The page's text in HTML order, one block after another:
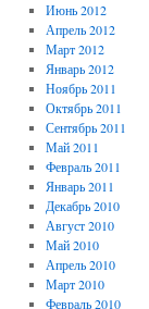
Июнь 2012
Апрель 2012
Март 2012
Январь 2012
Ноябрь 2011
Октябрь 2011
Сентябрь 2011
Май 2011
Февраль 2011
Январь 2011
Декабрь 2010
Август 2010
Май 2010
Апрель 2010
Март 2010
Февраль 2010